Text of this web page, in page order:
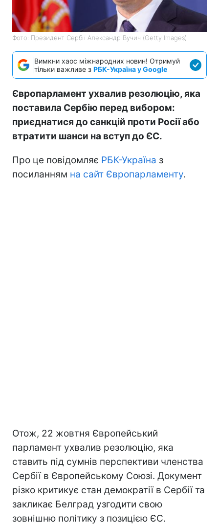
Фото: Президент Сербії Александр Вучич (Getty Images)
Вимкни хаос міжнародних новин! Отримуй
тільки важливе з РБК-Україна у Google
Європарламент ухвалив резолюцію, яка
поставила Сербію перед вибором:
приєднатися до санкцій проти Росії або
втратити шанси на вступ до ЄС.
Про це повідомляє РБК-Україна з
посиланням на сайт Європарламенту.
Отож, 22 жовтня Європейський
парламент ухвалив резолюцію, яка
ставить під сумнів перспективи членства
Сербії в Європейському Союзі. Документ
різко критикує стан демократії в Сербії та
закликає Белград узгодити свою
зовнішню політику з позицією ЄС.